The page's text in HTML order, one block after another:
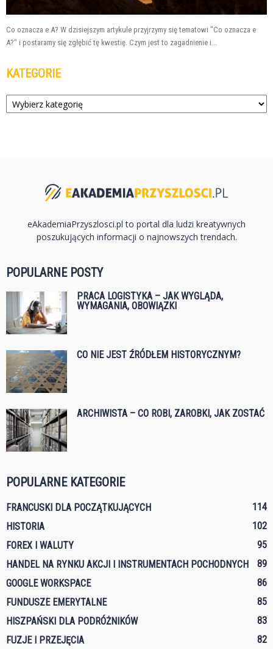
Co oznacza e A? W dzisiejszym artykule przyjrzymy się tematowi "Co oznacza e
A?" i postaramy się zgłębić tę kwestię. Czym jest to zagadnienie i...
KATEGORIE
Kategorie
eAkademiaPrzyszlosci.pl to portal dla ludzi kreatywnych
poszukujących informacji o najnowszych trendach.
POPULARNE POSTY
PRACA LOGISTYKA – JAK WYGLĄDA,
WYMAGANIA, OBOWIĄZKI
CO NIE JEST ŹRÓDŁEM HISTORYCZNYM?
ARCHIWISTA – CO ROBI, ZAROBKI, JAK ZOSTAĆ
POPULARNE KATEGORIE
FRANCUSKI DLA POCZĄTKUJĄCYCH
114
HISTORIA
102
FOREX I WALUTY
95
HANDEL NA RYNKU AKCJI I INSTRUMENTACH POCHODNYCH
89
GOOGLE WORKSPACE
86
FUNDUSZE EMERYTALNE
85
HISZPAŃSKI DLA PODRÓŻNIKÓW
83
FUZJE I PRZEJĘCIA
82